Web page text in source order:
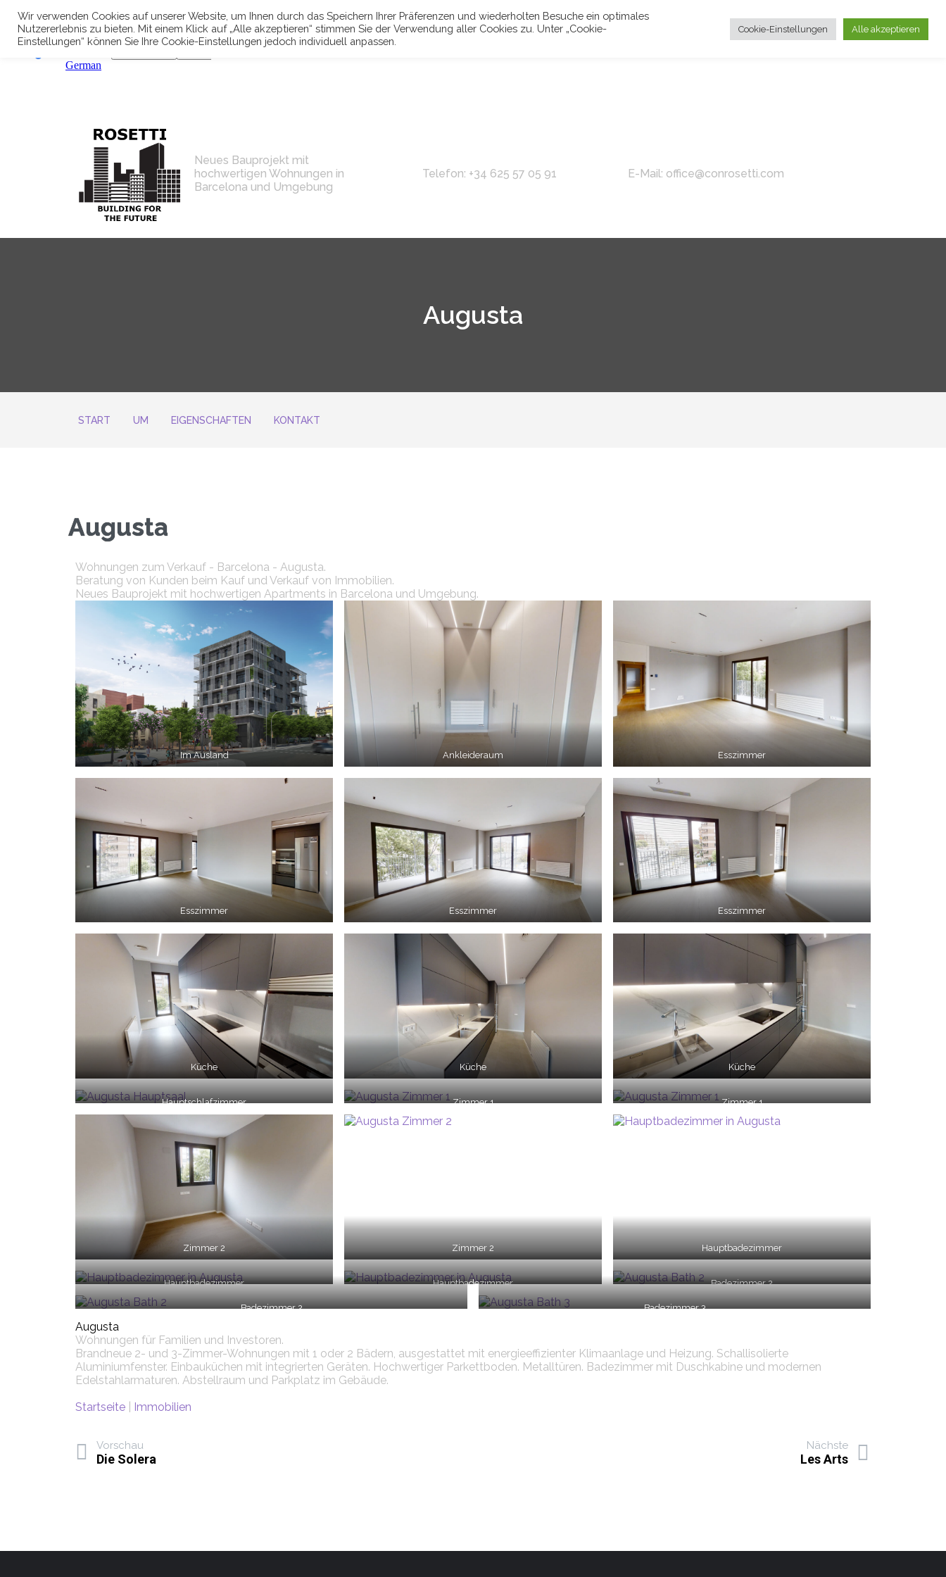
Neues Bauprojekt mit
hochwertigen Wohnungen in
Barcelona und Umgebung
Telefon: +34 625 57 05 91 E-Mail: office@conrosetti.com
Augusta
START UM EIGENSCHAFTEN KONTAKT
Augusta
Wohnungen zum Verkauf - Barcelona - Augusta.
Beratung von Kunden beim Kauf und Verkauf von Immobilien.
Neues Bauprojekt mit hochwertigen Apartments in Barcelona und Umgebung.
Im Ausland Ankleideraum Esszimmer
Esszimmer Esszimmer Esszimmer
Küche Küche Küche
Hauptschlafzimmer Zimmer 1 Zimmer 1
Zimmer 2 Zimmer 2 Hauptbadezimmer
Hauptbadezimmer Hauptbadezimmer Badezimmer 2
Badezimmer 2 Badezimmer 3
Augusta
Wohnungen für Familien und Investoren.
Brandneue 2- und 3-Zimmer-Wohnungen mit 1 oder 2 Bädern, ausgestattet mit energieeffizienter Klimaanlage und Heizung. Schallisolierte
Aluminiumfenster. Einbauküchen mit integrierten Geräten. Hochwertiger Parkettboden. Metalltüren. Badezimmer mit Duschkabine und modernen
Edelstahlarmaturen. Abstellraum und Parkplatz im Gebäude.
Startseite
Immobilien
Vorschau
Die Solera
Nächste
Les Arts
Wir verwenden Cookies auf unserer Website, um Ihnen durch das Speichern Ihrer Präferenzen und wiederholten Besuche ein optimales
Nutzererlebnis zu bieten. Mit einem Klick auf „Alle akzeptieren“ stimmen Sie der Verwendung aller Cookies zu. Unter „Cookie-
Einstellungen“ können Sie Ihre Cookie-Einstellungen jedoch individuell anpassen.
Cookie-Einstellungen Alle akzeptieren